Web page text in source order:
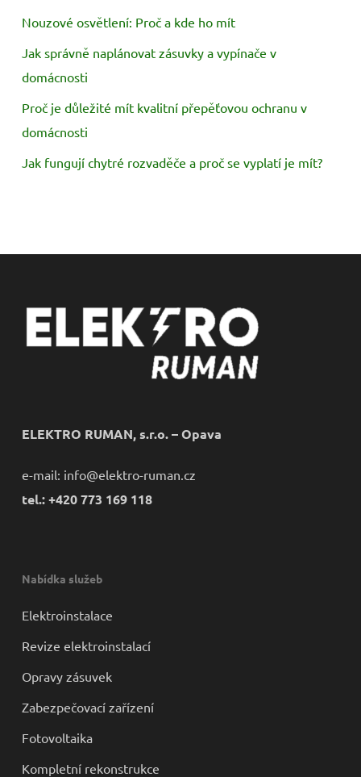
Nouzové osvětlení: Proč a kde ho mít
Jak správně naplánovat zásuvky a vypínače v
domácnosti
Proč je důležité mít kvalitní přepěťovou ochranu v
domácnosti
Jak fungují chytré rozvaděče a proč se vyplatí je mít?
ELEKTRO RUMAN, s.r.o. – Opava
e-mail: info@elektro-ruman.cz
tel.: +420 773 169 118
Nabídka služeb
Elektroinstalace
Revize elektroinstalací
Opravy zásuvek
Zabezpečovací zařízení
Fotovoltaika
Kompletní rekonstrukce